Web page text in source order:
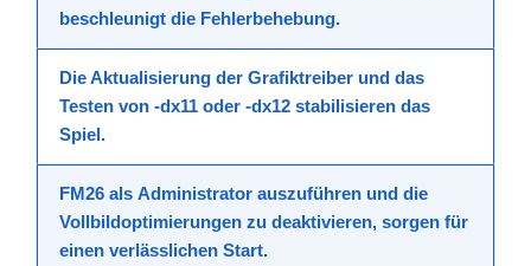
beschleunigt die Fehlerbehebung.
Die Aktualisierung der Grafiktreiber und das
Testen von -dx11 oder -dx12 stabilisieren das
Spiel.
FM26 als Administrator auszuführen und die
Vollbildoptimierungen zu deaktivieren, sorgen für
einen verlässlichen Start.